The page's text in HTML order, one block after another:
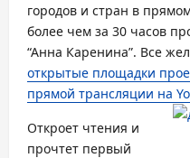
городов и стран в
более чем за 30 часов
“Анна Каренина”. Все
открытые площадки
прямой трансляции на
Откроет чтения и
прочтет первый